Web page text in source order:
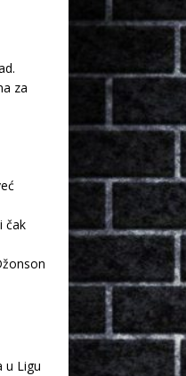
za
čak
u Ligu